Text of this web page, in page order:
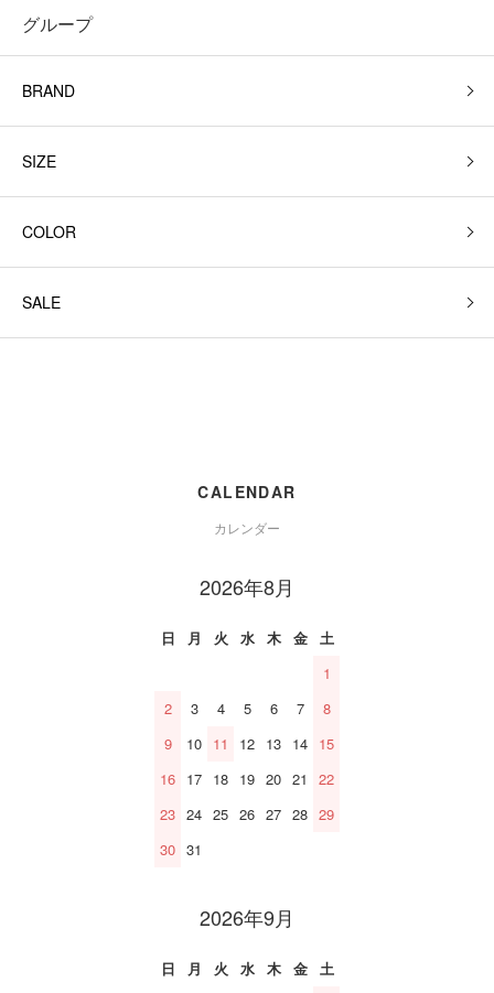
グループ
BRAND
SIZE
COLOR
SALE
CALENDAR
カレンダー
2026年8月
日 月 火 水 木 金
土
1
2
3 4 5 6 7
8
9
10 11 12 13 14 15
16 17 18 19 20 21
22
23 24 25 26 27 28 29
30 31
2026年9月
日 月 火 水 木 金
土